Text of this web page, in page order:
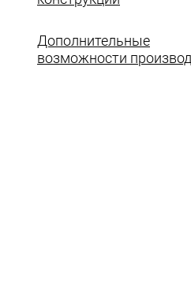
Дополнительные
возможности